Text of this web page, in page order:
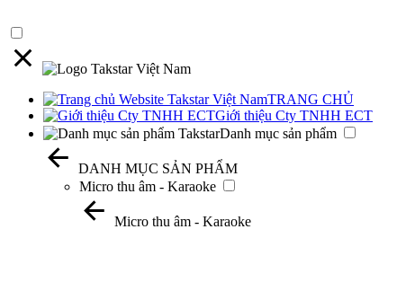
TRANG CHỦ
Giới thiệu Cty TNHH ECT
Danh mục sản phẩm
DANH MỤC SẢN PHẨM
Micro thu âm - Karaoke
Micro thu âm - Karaoke